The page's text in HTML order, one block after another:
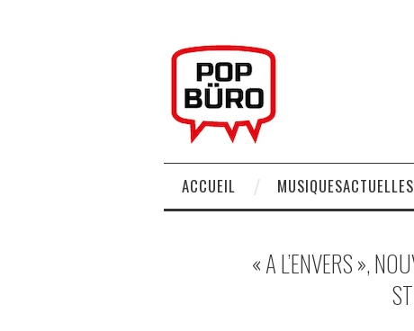
ACCUEIL
« A L’ENVERS »,